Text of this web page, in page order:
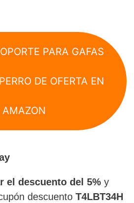
PARA GAFAS
DE OFERTA EN
AMAZON
el descuento del 5% y
descuento T4LBT34H